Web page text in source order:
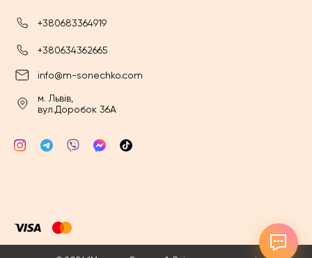
+380683364919
+380634362665
info@m-sonechko.com
м. Львів,
вул.Доробок 36А